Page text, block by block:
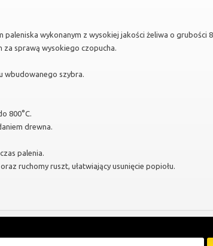
wykonanym z wysokiej jakości żeliwa o grubości 8
sprawą wysokiego czopucha.
wbudowanego szybra.
800°C.
drewna.
palenia.
ruchomy ruszt, ułatwiający usunięcie popiołu.